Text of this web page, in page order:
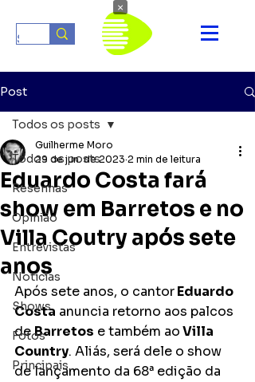
Post
Todos os posts
Resenhas
Opinião
Entrevistas
Notícias
Shows
Fotos
Principais
Todos os posts
Eduardo Costa fará
show em Barretos e no
Villa Coutry após sete
anos
Guilherme Moro
29 de jun. de 2023 2 min de leitura
Após sete anos, o cantor Eduardo
Costa anuncia retorno aos palcos
de Barretos e também ao Villa
Country. Aliás, será dele o show
de lançamento da 68ª edição da
×